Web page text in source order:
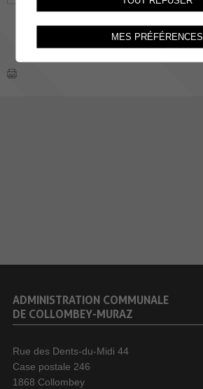
ADMINISTRATION COMMUNALE
DE COLLOMBEY-MURAZ
Rue des Dents-du-Midi 44
Case postale 246
1868 Collombey
MES PRÉFÉRENCES